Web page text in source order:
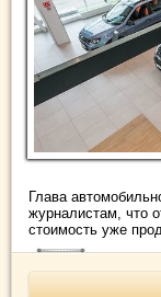
Глава
журналистам, что
стоимость уже